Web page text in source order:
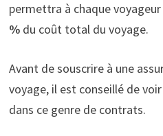
permettra à chaque
% du coût total du voyage.
Avant de souscrire à une
voyage, il est conseillé de
dans ce genre de contrats.